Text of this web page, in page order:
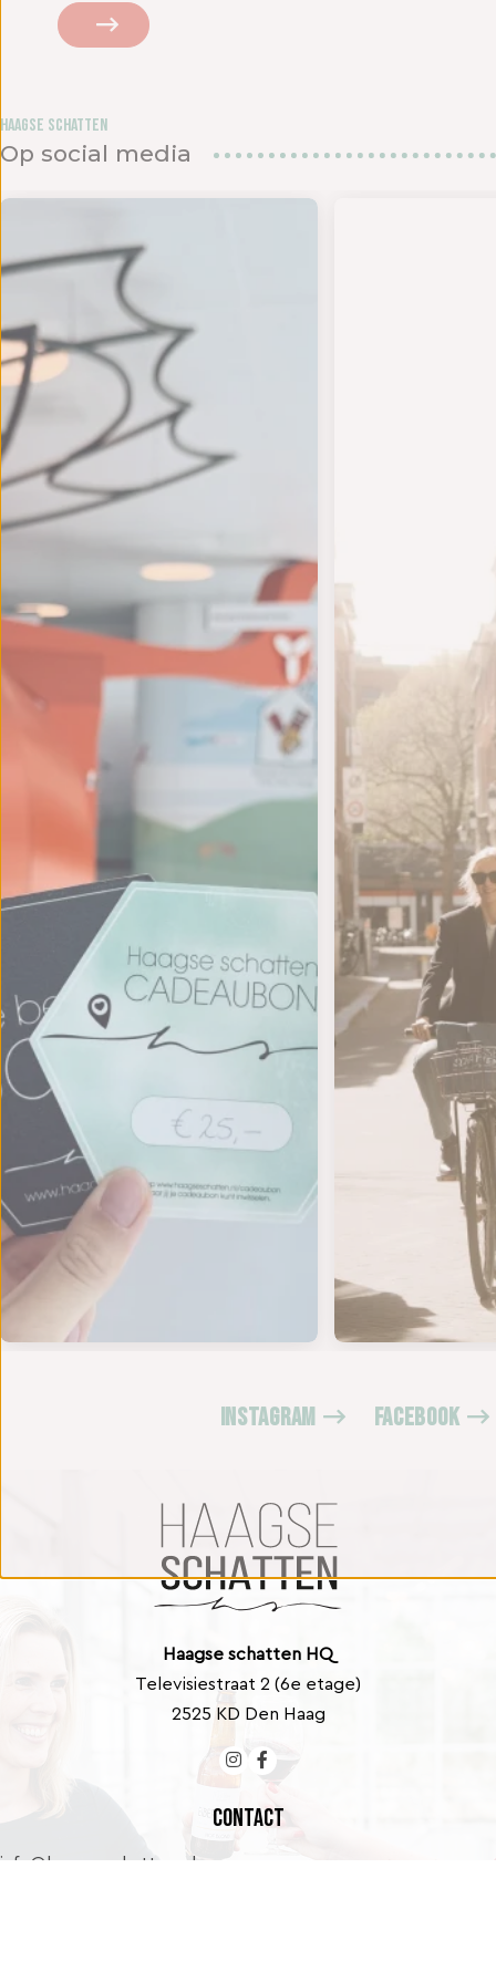
Haagse Schatten
Op social media
in het
DE ZOMER - Op 18 en 19 juli bundelen twee s
- TIJD VOOR EEN
INSTAGRAM FACEBOOK
Haagse schatten HQ
Televisiestraat 2 (6e etage)
2525 KD Den Haag
Contact
info@haagseschatten.nl